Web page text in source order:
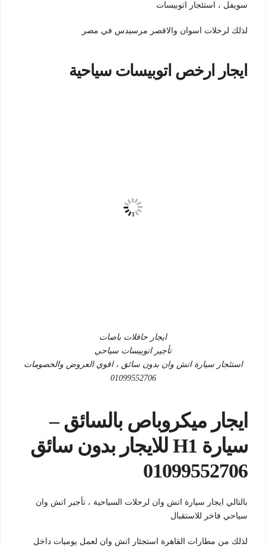
سويفل ، استئجار اتوبيسات
لذلك لرحلات اسوان والاقصر مرسيدس في مصر
ايجار ارخص اتوبيسات سياحية
ايجار حافلات باصات
تأجير اتوبيسات سياحي
استئجار سيارة اتش وان بدون سائق ، اقوي العروض والخصومات
01099552706
ايجار ميكروباص بالسائق –
سيارة H1 للايجار بدون سائق
01099552706
بالتالي ايجار سيارة اتش وان لرحلات السياحية ، تأجير اتش وان
سياحي فاخر للاستقبال
لذلك من مطارات القاهرة استجئار اتش وان لعمل يوميات داخل